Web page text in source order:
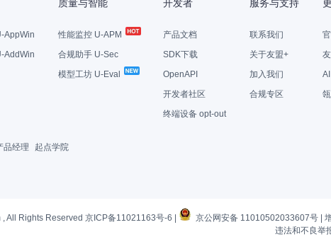
AppWin
AddWin
质量与智能
性能监控 U-APM
合规助手 U-Sec
模型工坊 U-Eval
开发者
产品文档
SDK下载
OpenAPI
开发者社区
终端设备 opt-out
服务与支持
联系我们
关于友盟+
加入我们
合规专区
品经理 起点学院
All Rights Reserved 京ICP备11021163号-6 | 京公网安备 11010502033607号 |
违法和不良举